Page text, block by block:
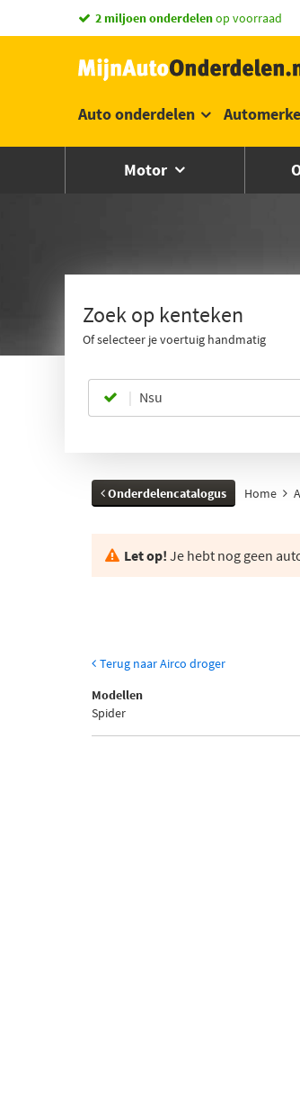
2 miljoen onderdelenop voorraad
Auto onderdelen
Motor
Zoek op kenteken
Of selecteer je voertuig handmatig
Nsu
Onderdelencatalogus Home
Let op! Je hebt nog geen
Terug naar Airco droger
Modellen
Spider